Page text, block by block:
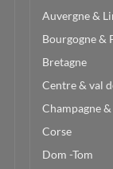
Auvergne &
Bourgogne &
Bretagne
Centre & val
Champagne
Corse
Dom -Tom